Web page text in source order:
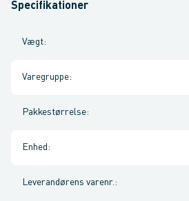
Specifikationer
Vægt:
Varegruppe:
Pakkestørrelse:
Enhed :
Leverandørens varenr. :